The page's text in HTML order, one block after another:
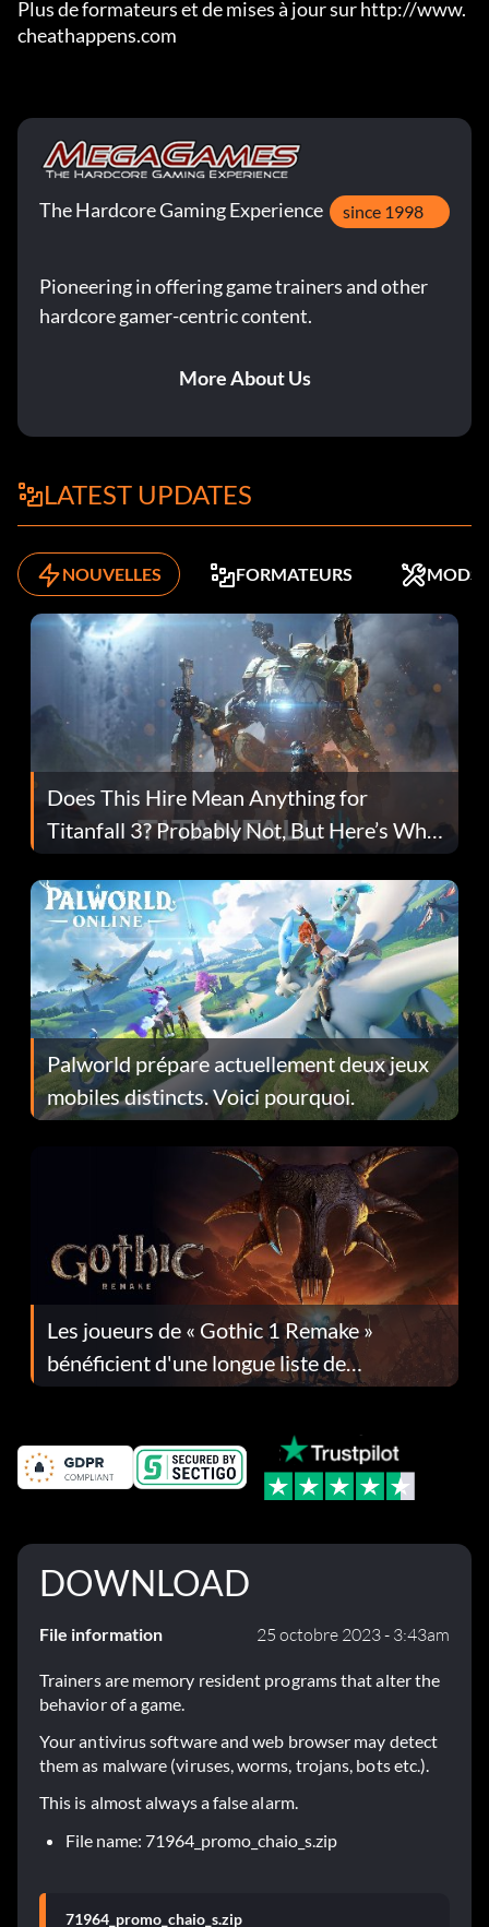
Plus de formateurs et de mises à jour sur http://www.
cheathappens.com
The Hardcore Gaming Experience since 1998
Pioneering in offering game trainers and other
hardcore gamer-centric content.
More About Us
LATEST UPDATES
NOUVELLES FORMATEURS MODS
Does This Hire Mean Anything for
Titanfall 3? Probably Not, But Here’s Why
Fans Are Hopeful
Palworld prépare actuellement deux jeux
mobiles distincts. Voici pourquoi.
Les joueurs de « Gothic 1 Remake »
bénéficient d'une longue liste de
corrections dans la mise à jour 1.0.4
DOWNLOAD
File information 25 octobre 2023 - 3:43am
Trainers are memory resident programs that alter the
behavior of a game.
Your antivirus software and web browser may detect
them as malware (viruses, worms, trojans, bots etc.).
This is almost always a false alarm.
File name: 71964_promo_chaio_s.zip
71964_promo_chaio_s.zip